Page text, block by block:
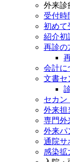
外来診
受付時
初めて
紹介初
再診の
会計に
文書セ
セカン
外来担
専門外
外来パ
通院サ
感染拡